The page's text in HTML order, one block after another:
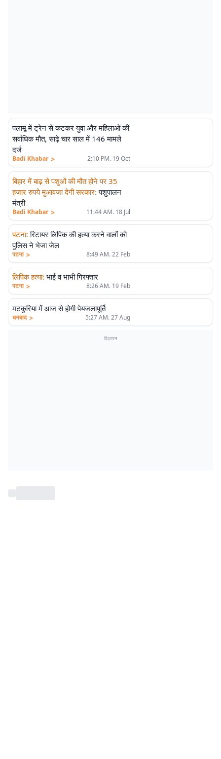
पलामू में ट्रेन से कटकर युवा और महिलाओं की
सर्वाधिक मौत, साढ़े चार साल में 146 मामले
दर्ज
Badi Khabar > 2:10 PM. 19 Oct
बिहार में बाढ़ से पशुओं की मौत होने पर 35
हजार रुपये मुआवजा देगी सरकार: पशुपालन
मंत्री
Badi Khabar > 11:44 AM. 18 Jul
पटना: रिटायर लिपिक की हत्या करने वालों को
पुलिस ने भेजा जेल
पटना > 8:49 AM. 22 Feb
लिपिक हत्या: भाई व भाभी गिरफ्तार
पटना > 8:26 AM. 19 Feb
मटकुरिया में आज से होगी पेयजलापूर्ति
धनबाद > 5:27 AM. 27 Aug
विज्ञापन